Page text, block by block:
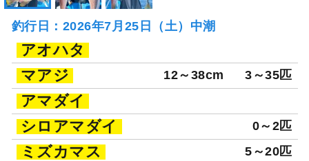
釣行日：2026年7月25日（土）中潮
アオハタ
マアジ
12～38cm 3～35匹
アマダイ
シロアマダイ
0～2匹
ミズカマス 5～20匹